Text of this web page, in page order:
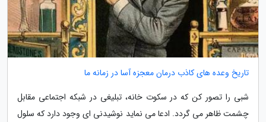
تاریخ وعده های کاذب درمان معجزه آسا در زمانه ما
شبی را تصور کن که در سکوت خانه، تبلیغی در شبکه اجتماعی مقابل
چشمت ظاهر می گردد. ادعا می نماید نوشیدنی ای وجود دارد که سلول